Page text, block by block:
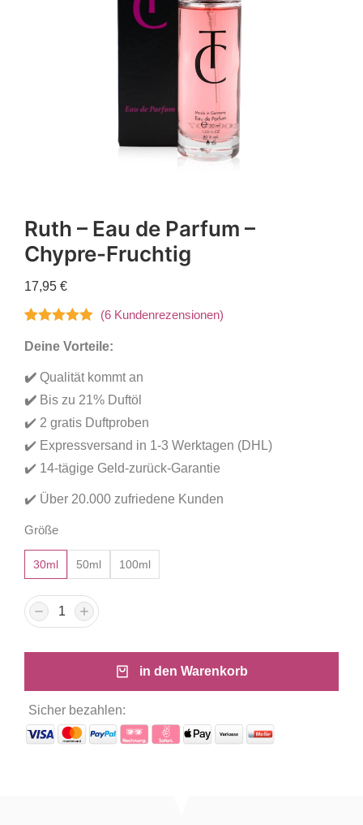
Ruth – Eau de Parfum –
Chypre-Fruchtig
17,95 €
5.00von 5,
auf
Kundenbewertungen
(6 Kundenrezensionen)
Deine Vorteile:
✔️ Qualität kommt an
✔️ Bis zu 21% Duftöl
✔️ 2 gratis Duftproben
✔️ Expressversand in 1-3 Werktagen (DHL)
✔️ 14-tägige Geld-zurück-Garantie
✔️ Über 20.000 zufriedene Kunden
Größe
30ml 50ml 100ml
in den Warenkorb
Sicher bezahlen: